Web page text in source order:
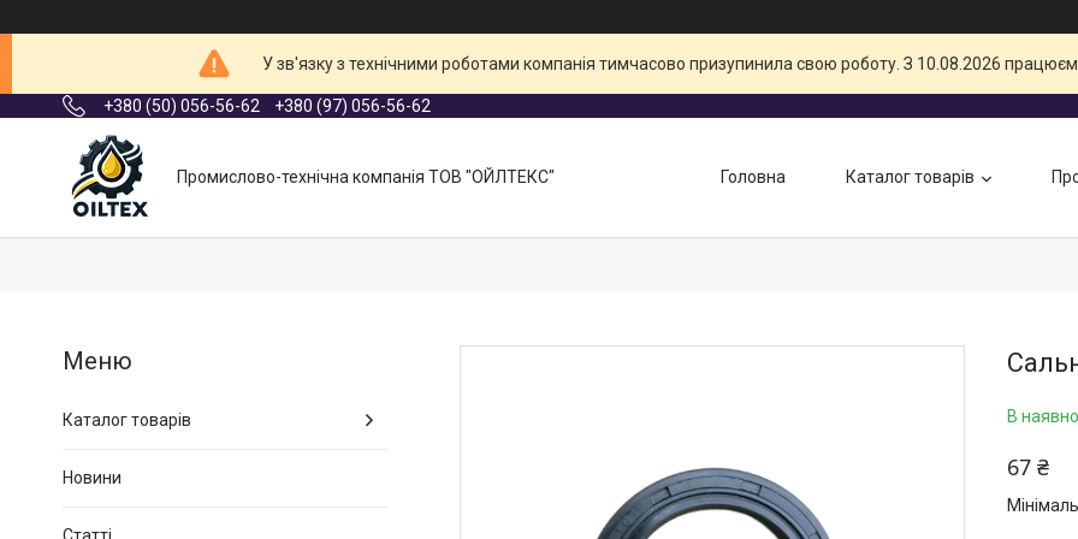
У зв'язку з технічними роботами компанія тимчасово призупинила свою роботу. З 10.08.2026
+380 (50) 056-56-62 +380 (97) 056-56-62
Промислово-технічна компанія ТОВ "ОЙЛТЕКС" Головна Каталог товарів
В
67 ₴
Каталог товарів
Новини